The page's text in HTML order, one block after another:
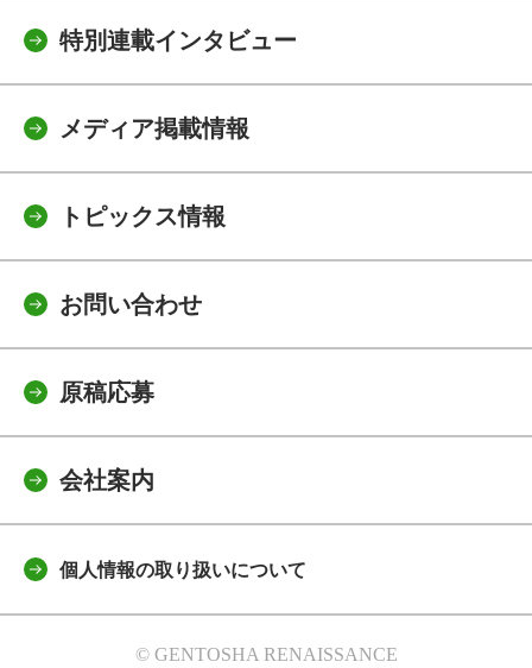
特別連載インタビュー
メディア掲載情報
トピックス情報
お問い合わせ
原稿応募
会社案内
個人情報の取り扱いについて
© GENTOSHA RENAISSANCE